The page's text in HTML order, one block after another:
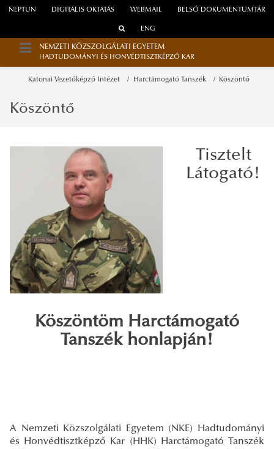
WEBMAIL
NEPTUN DIGITÁLIS OKTATÁS BELSŐ DOKUMENTUMTÁR
ENG
NEMZETI KÖZSZOLGÁLATI EGYETEM
HADTUDOMÁNYI ÉS HONVÉDTISZTKÉPZŐ KAR
Katonai Vezetőképző Intézet Harctámogató Tanszék Köszöntő
Köszöntő
Tisztelt
Látogató!
Köszöntöm Harctámogató
Tanszék honlapján!
A Nemzeti Közszolgálati Egyetem (NKE) Hadtudományi
és Honvédtisztképző Kar (HHK) Harctámogató Tanszék